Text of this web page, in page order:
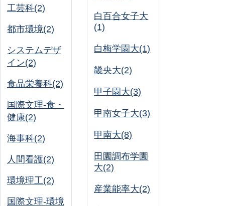
工芸科(2)
都市環境(2)
システムデザ
イン(2)
食品栄養科(2)
国際文理-食・
健康(2)
海事科(2)
人間看護(2)
環境理工(2)
国際文理-環境
白百合女子大
(1)
白梅学園大(1)
畿央大(2)
甲子園大(3)
甲南女子大(3)
甲南大(8)
田園調布学園
大(2)
産業能率大(2)